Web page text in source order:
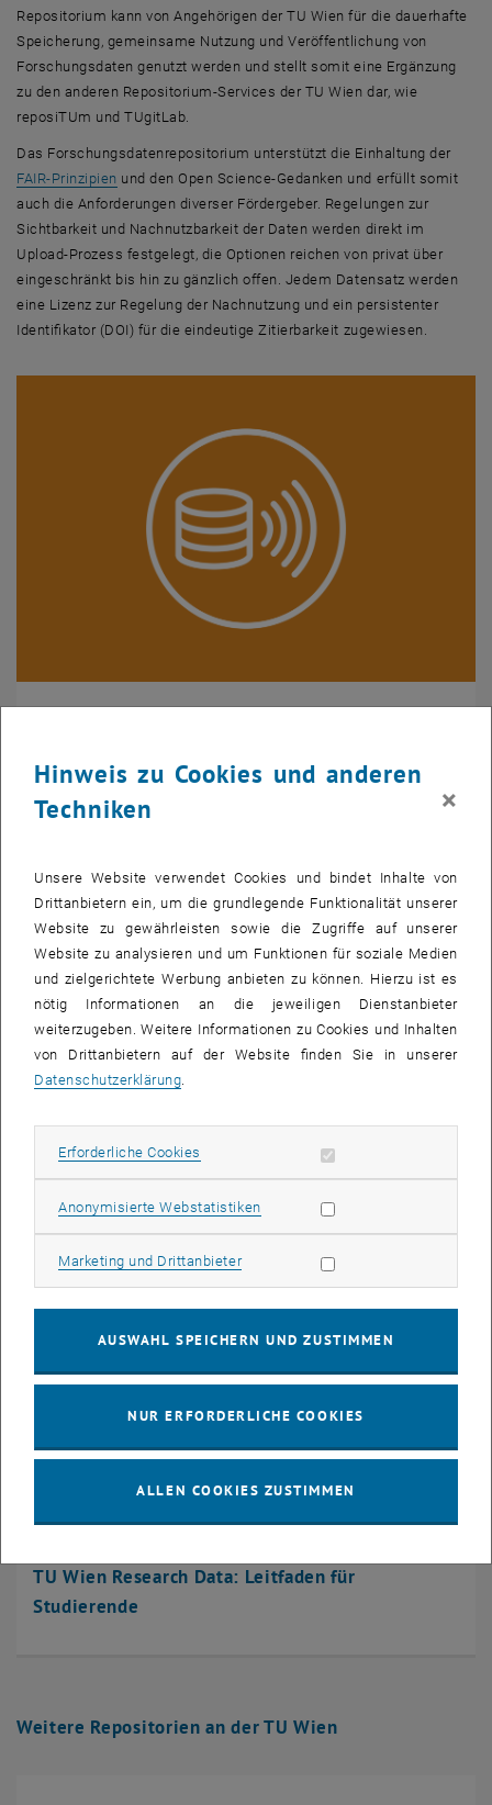
Repositorium kann von Angehörigen der TU Wien für die dauerhafte
Speicherung, gemeinsame Nutzung und Veröffentlichung von
Forschungsdaten genutzt werden und stellt somit eine Ergänzung
zu den anderen Repositorium-Services der TU Wien dar, wie
reposiTUm und TUgitLab.
Das Forschungsdatenrepositorium unterstützt die Einhaltung der
FAIR-Prinzipien und den Open Science-Gedanken und erfüllt somit
auch die Anforderungen diverser Fördergeber. Regelungen zur
Sichtbarkeit und Nachnutzbarkeit der Daten werden direkt im
Upload-Prozess festgelegt, die Optionen reichen von privat über
eingeschränkt bis hin zu gänzlich offen. Jedem Datensatz werden
eine Lizenz zur Regelung der Nachnutzung und ein persistenter
Identifikator (DOI) für die eindeutige Zitierbarkeit zugewiesen.
TU Wien Research Data FAQ
TU Wien Research Data: Leitfaden für
Studierende
Weitere Repositorien an der TU Wien
Hinweis zu Cookies und anderen
Techniken
×
Unsere Website verwendet Cookies und bindet Inhalte von
Drittanbietern ein, um die grundlegende Funktionalität unserer
Website zu gewährleisten sowie die Zugriffe auf unserer
Website zu analysieren und um Funktionen für soziale Medien
und zielgerichtete Werbung anbieten zu können. Hierzu ist es
nötig Informationen an die jeweiligen Dienstanbieter
weiterzugeben. Weitere Informationen zu Cookies und Inhalten
von Drittanbietern auf der Website finden Sie in unserer
Datenschutzerklärung
Erforderliche Cookies Erforderliche Cookies zulassen
Anonymisierte WebstatistikenStatistik Cookies zulassen
Marketing und DrittanbieterMarketing Cookies zulassen
AUSWAHL SPEICHERN UND ZUSTIMMEN
NUR ERFORDERLICHE COOKIES
ALLEN COOKIES ZUSTIMMEN